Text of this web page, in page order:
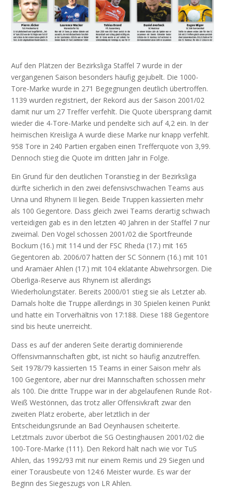
Auf den Plätzen der Bezirksliga Staffel 7 wurde in der
vergangenen Saison besonders häufig gejubelt. Die 1000-
Tore-Marke wurde in 271 Begegnungen deutlich übertroffen.
1139 wurden registriert, der Rekord aus der Saison 2001/02
damit nur um 27 Treffer verfehlt. Die Quote übersprang damit
wieder die 4-Tore-Marke und pendelte sich auf 4,2 ein. In der
heimischen Kreisliga A wurde diese Marke nur knapp verfehlt.
958 Tore in 240 Partien ergaben einen Trefferquote von 3,99.
Dennoch stieg die Quote im dritten Jahr in Folge.
Ein Grund für den deutlichen Toranstieg in der Bezirksliga
dürfte sicherlich in den zwei defensivschwachen Teams aus
Unna und Rhynern II liegen. Beide Truppen kassierten mehr
als 100 Gegentore. Dass gleich zwei Teams derartig schwach
verteidigen gab es in den letzten 40 Jahren in der Staffel 7 nur
zweimal. Den Vogel schossen 2001/02 die Sportfreunde
Bockum (16.) mit 114 und der FSC Rheda (17.) mit 165
Gegentoren ab. 2006/07 hatten der SC Sönnern (16.) mit 101
und Aramäer Ahlen (17.) mit 104 eklatante Abwehrsorgen. Die
Oberliga-Reserve aus Rhynern ist allerdings
Wiederholungstäter. Bereits 2000/01 stieg sie als Letzter ab.
Damals holte die Truppe allerdings in 30 Spielen keinen Punkt
und hatte ein Torverhältnis von 17:188. Diese 188 Gegentore
sind bis heute unerreicht.
Dass es auf der anderen Seite derartig dominierende
Offensivmannschaften gibt, ist nicht so häufig anzutreffen.
Seit 1978/79 kassierten 15 Teams in einer Saison mehr als
100 Gegentore, aber nur drei Mannschaften schossen mehr
als 100. Die dritte Truppe war in der abgelaufenen Runde Rot-
Weiß Westönnen, das trotz aller Offensivkraft zwar den
zweiten Platz eroberte, aber letztlich in der
Entscheidungsrunde an Bad Oeynhausen scheiterte.
Letztmals zuvor überbot die SG Oestinghausen 2001/02 die
100-Tore-Marke (111). Den Rekord hält nach wie vor TuS
Ahlen, das 1992/93 mit nur einem Remis und 29 Siegen und
einer Torausbeute von 124:6 Meister wurde. Es war der
Beginn des Siegeszugs von LR Ahlen.